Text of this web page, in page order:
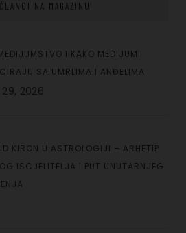
NA MAGAZINU
I KAKO MEDIJUMI
SA UMRLIMA I ANĐELIMA
2026
KIRON U ASTROLOGIJI – ARHETIP
ISCJELITELJA I PUT UNUTARNJEG